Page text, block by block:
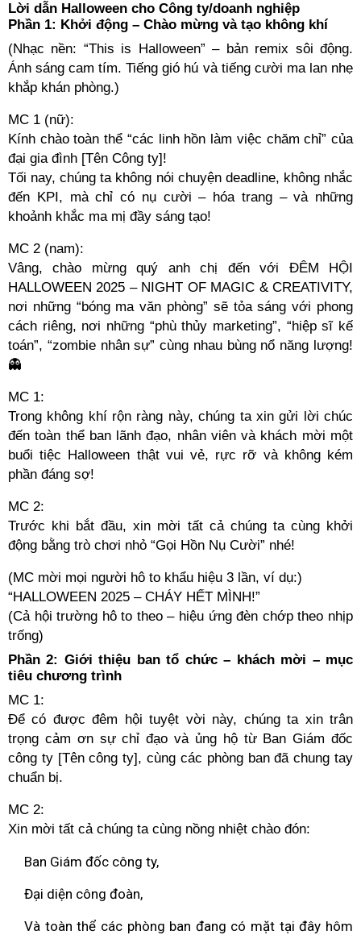
Lời dẫn Halloween cho Công ty/doanh nghiệp
Phần 1: Khởi động – Chào mừng và tạo không khí
(Nhạc nền: “This is Halloween” – bản remix sôi động.
Ánh sáng cam tím. Tiếng gió hú và tiếng cười ma lan nhẹ
khắp khán phòng.)
MC 1 (nữ):
Kính chào toàn thể “các linh hồn làm việc chăm chỉ” của
đại gia đình [Tên Công ty]!
Tối nay, chúng ta không nói chuyện deadline, không nhắc
đến KPI, mà chỉ có nụ cười – hóa trang – và những
khoảnh khắc ma mị đầy sáng tạo!
MC 2 (nam):
Vâng, chào mừng quý anh chị đến với ĐÊM HỘI
HALLOWEEN 2025 – NIGHT OF MAGIC & CREATIVITY,
nơi những “bóng ma văn phòng” sẽ tỏa sáng với phong
cách riêng, nơi những “phù thủy marketing”, “hiệp sĩ kế
toán”, “zombie nhân sự” cùng nhau bùng nổ năng lượng!
👻
MC 1:
Trong không khí rộn ràng này, chúng ta xin gửi lời chúc
đến toàn thể ban lãnh đạo, nhân viên và khách mời một
buổi tiệc Halloween thật vui vẻ, rực rỡ và không kém
phần đáng sợ!
MC 2:
Trước khi bắt đầu, xin mời tất cả chúng ta cùng khởi
động bằng trò chơi nhỏ “Gọi Hồn Nụ Cười” nhé!
(MC mời mọi người hô to khẩu hiệu 3 lần, ví dụ:)
“HALLOWEEN 2025 – CHÁY HẾT MÌNH!”
(Cả hội trường hô to theo – hiệu ứng đèn chớp theo nhịp
trống)
Phần 2: Giới thiệu ban tổ chức – khách mời – mục
tiêu chương trình
MC 1:
Để có được đêm hội tuyệt vời này, chúng ta xin trân
trọng cảm ơn sự chỉ đạo và ủng hộ từ Ban Giám đốc
công ty [Tên công ty], cùng các phòng ban đã chung tay
chuẩn bị.
MC 2:
Xin mời tất cả chúng ta cùng nồng nhiệt chào đón:
Ban Giám đốc công ty,
Đại diện công đoàn,
Và toàn thể các phòng ban đang có mặt tại đây hôm